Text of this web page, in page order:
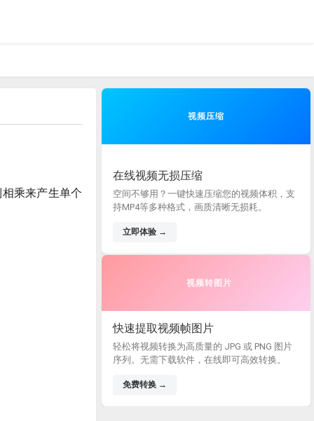
乘来产生单个
视频压缩
在线视频无损压缩
空间不够用？一键快速压缩您的视频体积，支
持MP4等多种格式，画质清晰无损耗。
立即体验 →
视频转图片
快速提取视频帧图片
轻松将视频转换为高质量的 JPG 或 PNG 图片
序列。无需下载软件，在线即可高效转换。
免费转换 →